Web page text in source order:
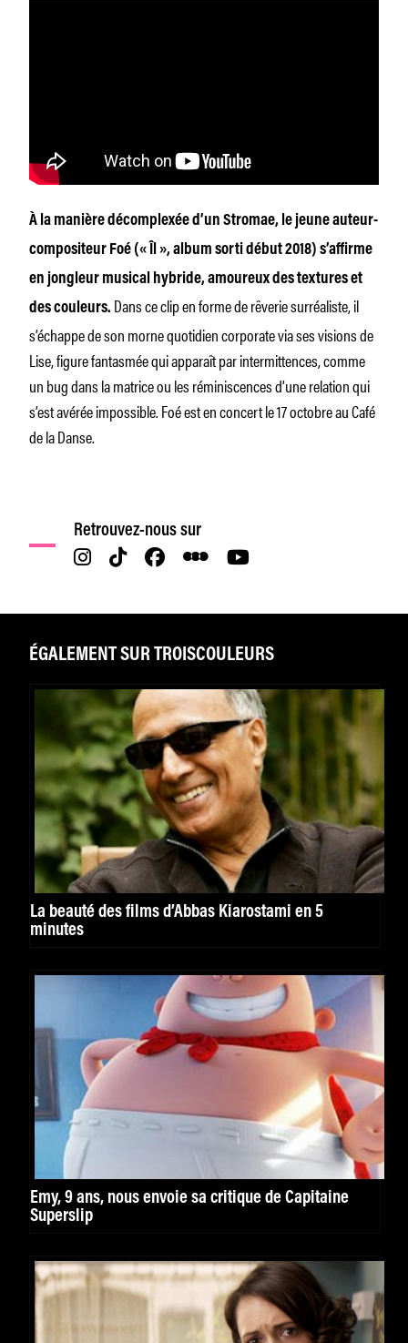
À la manière décomplexée d’un Stromae, le jeune auteur-
compositeur Foé (« Îl », album sorti début 2018) s’affirme
en jongleur musical hybride, amoureux des textures et
des couleurs. Dans ce clip en forme de rêverie surréaliste, il
s’échappe de son morne quotidien corporate via ses visions de
Lise, figure fantasmée qui apparaît par intermittences, comme
un bug dans la matrice ou les réminiscences d’une relation qui
s’est avérée impossible. Foé est en concert le 17 octobre au Café
de la Danse.
Retrouvez-nous sur
ÉGALEMENT SUR TROISCOULEURS
La beauté des films d’Abbas Kiarostami en 5
minutes
Emy, 9 ans, nous envoie sa critique de Capitaine
Superslip